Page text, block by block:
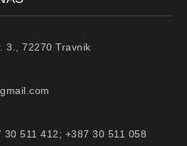
3., 72270 Travnik
30 511 412; +387 30 511 058